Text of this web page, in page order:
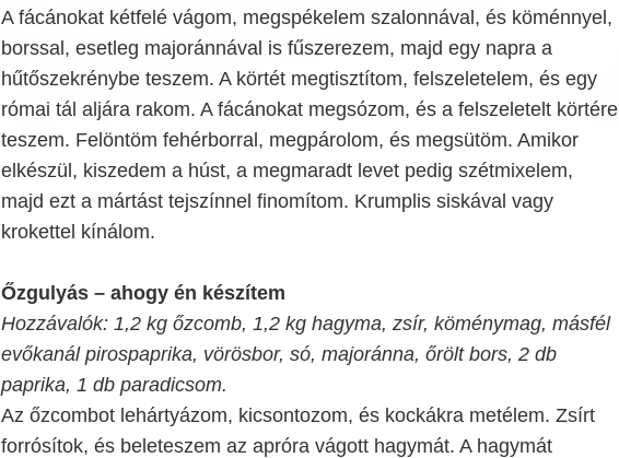
A fácánokat kétfelé vágom, megspékelem szalonnával, és köménnyel,
borssal, esetleg majoránnával is fűszerezem, majd egy napra a
hűtőszekrénybe teszem. A körtét megtisztítom, felszeletelem, és egy
római tál aljára rakom. A fácánokat megsózom, és a felszeletelt körtére
teszem. Felöntöm fehérborral, megpárolom, és megsütöm. Amikor
elkészül, kiszedem a húst, a megmaradt levet pedig szétmixelem,
majd ezt a mártást tejszínnel finomítom. Krumplis siskával vagy
krokettel kínálom.
Őzgulyás – ahogy én készítem
Hozzávalók: 1,2 kg őzcomb, 1,2 kg hagyma, zsír, köménymag, másfél
evőkanál pirospaprika, vörösbor, só, majoránna, őrölt bors, 2 db
paprika, 1 db paradicsom.
Az őzcombot lehártyázom, kicsontozom, és kockákra metélem. Zsírt
forrósítok, és beleteszem az apróra vágott hagymát. A hagymát